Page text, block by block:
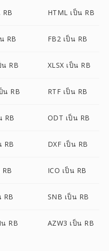
RB HTML เป็น RB
RB FB2 เป็น RB
น RB XLSX เป็น RB
น RB RTF เป็น RB
RB ODT เป็น RB
RB DXF เป็น RB
ICO เป็น RB
RB SNB เป็น RB
น RB AZW3 เป็น RB